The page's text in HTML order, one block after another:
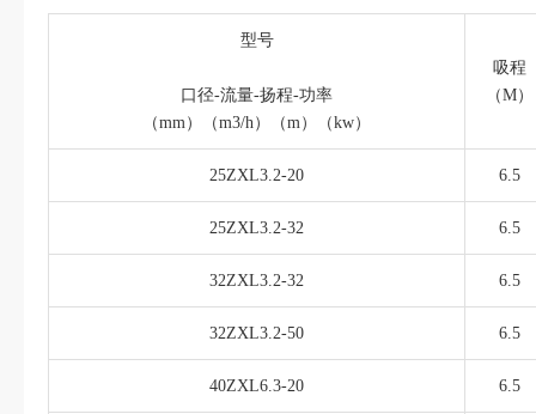
型号
口径-流量-扬程-功率
（mm）（m3/h）（m）（kw）
吸程
（M）
25ZXL3.2-20 6.5
25ZXL3.2-32 6.5
32ZXL3.2-32 6.5
32ZXL3.2-50 6.5
40ZXL6.3-20 6.5